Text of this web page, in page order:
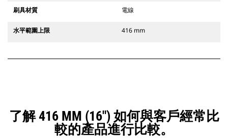
刷具材質 電線
水平範圍上限 416 mm
了解 416 MM (16") 如何與客戶經常比
較的產品進行比較。